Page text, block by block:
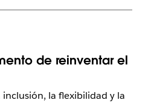
de reinventar el
la flexibilidad y la